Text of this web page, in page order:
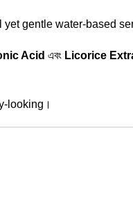
water-based serum
Acid এবং Licorice
looking।